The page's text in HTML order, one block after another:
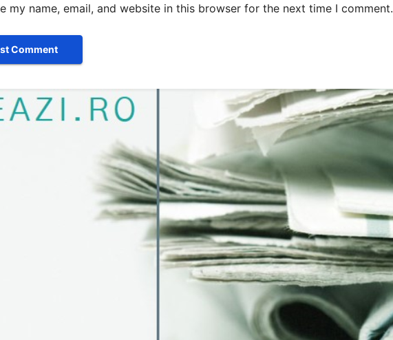
my name, email, and website in this browser for the next time I comment.